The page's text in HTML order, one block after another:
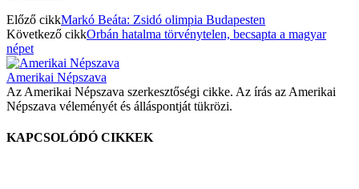
Előző cikkMarkó Beáta: Zsidó olimpia Budapesten
Következő cikkOrbán hatalma törvénytelen, becsapta a magyar
népet
Amerikai Népszava
Az Amerikai Népszava szerkesztőségi cikke. Az írás az Amerikai
Népszava véleményét és álláspontját tükrözi.
KAPCSOLÓDÓ CIKKEK